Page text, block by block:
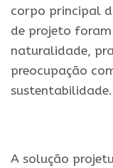
corpo principal
de projeto
naturalidade,
preocupação
sustentabilidade.
A solução